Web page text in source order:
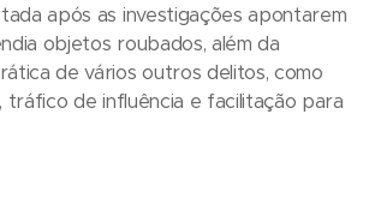
após as investigações apontarem
objetos roubados, além da
de vários outros delitos, como
de influência e facilitação para